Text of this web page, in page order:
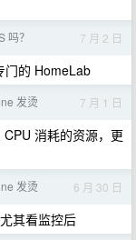
吗？ 7 月 2 日
门的 HomeLab
发烫 7 月 1 日
消耗的资源，更
发烫 6 月 30 日
其看监控后